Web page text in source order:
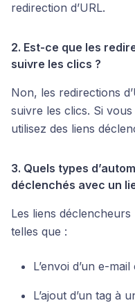
redirection d’URL.
2. Est-ce que les
suivre les clics ?
Non, les redirections
suivre les clics. Si
utilisez des liens
3. Quels types
déclenchés avec un
Les liens
telles que :
L’envoi d’un e-
L’ajout d’un tag à